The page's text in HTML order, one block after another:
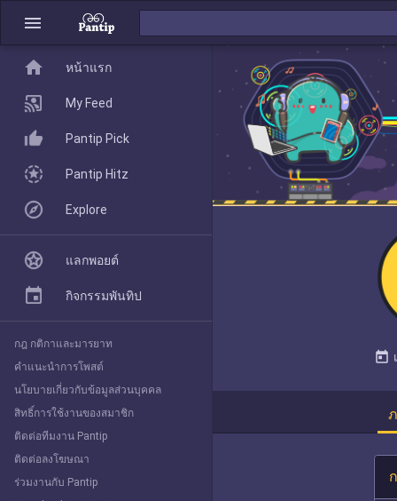
menu
today
home
Pantip Pick
Explore
home หน้าแรก
My Feed
Pantip Pick
Pantip Hitz
Explore
แลกพอยต์
กิจกรรมพันทิป
กฎ กติกาและมารยาท
คำแนะนำการโพสต์
นโยบายเกี่ยวกับข้อมูลส่วนบุคคล
สิทธิ์การใช้งานของสมาชิก
ติดต่อทีมงาน Pantip
ติดต่อลงโฆษณา
ร่วมงานกับ Pantip